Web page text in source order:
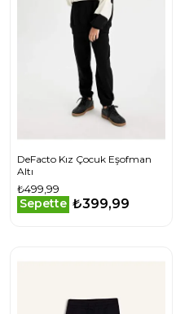
DeFacto Kız Çocuk Eşofman
Altı
₺499,99
Sepette ₺399,99